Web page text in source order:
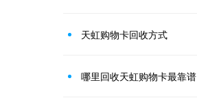
天虹购物卡回收方式
哪里回收天虹购物卡最靠谱